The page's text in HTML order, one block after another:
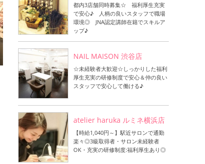
都内3店舗同時募集☆ 福利厚生充実
で安心♪ 人柄の良いスタッフで職場
環境◎ JNA認定講師在籍でスキルア
ップ♪
NAIL MAISON 渋谷店
☆未経験者大歓迎☆しっかりした福利
厚生充実の研修制度で安心＆仲の良い
スタッフで安心して働ける♪
atelier haruka ルミネ横浜店
【時給1,040円～】駅近サロンで通勤
楽々◎3級取得者・サロン未経験者
OK・充実の研修制度:福利厚生あり◎